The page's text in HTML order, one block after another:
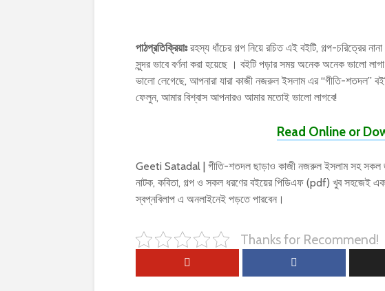
পাঠপ্রতিক্রিয়াঃরহস্য ধাঁচের গল্প নিয়ে রচিত এই বইটি, গল্প-চরিত্রের
সুন্দর ভাবে বর্ণনা করা হয়েছে । বইটি পড়ার সময় অনেক অনেক ভালো
ভালো লেগেছে, আপনারা যারা কাজী নজরুল ইসলাম এর “গীতি-শতদল”
ফেলুন, আমার বিশ্বাস আপনারও আমার মতোই ভালো লাগবে!
Read Online or
Geeti Satadal | গীতি-শতদল ছাড়াও কাজী নজরুল ইসলাম সহ সকল
নাটক, কবিতা, গল্প ও সকল ধরণের বইয়ের পিডিএফ (pdf) খুব সহজেই
স্বপ্নবিলাপ এ অনলাইনেই পড়তে পারবেন।
Thanks for Recommend!